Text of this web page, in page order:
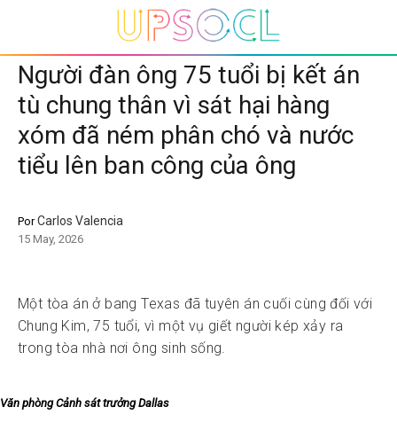
Người đàn ông 75 tuổi bị kết án
tù chung thân vì sát hại hàng
xóm đã ném phân chó và nước
tiểu lên ban công của ông
PorCarlos Valencia
15 May, 2026
Một tòa án ở bang Texas đã tuyên án cuối cùng đối với
Chung Kim, 75 tuổi, vì một vụ giết người kép xảy ra
trong tòa nhà nơi ông sinh sống.
Văn phòng Cảnh sát trưởng Dallas